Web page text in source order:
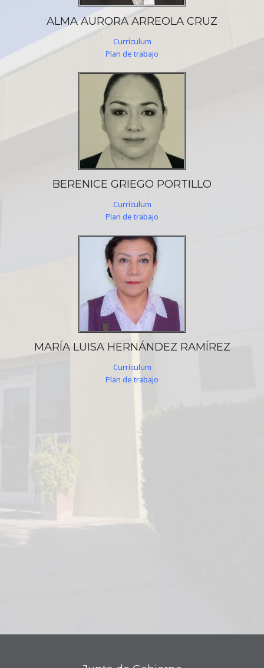
ALMA AURORA ARREOLA CRUZ
Currículum
Plan de trabajo
BERENICE GRIEGO PORTILLO
Currículum
Plan de trabajo
MARÍA LUISA HERNÁNDEZ RAMÍREZ
Currículum
Plan de trabajo